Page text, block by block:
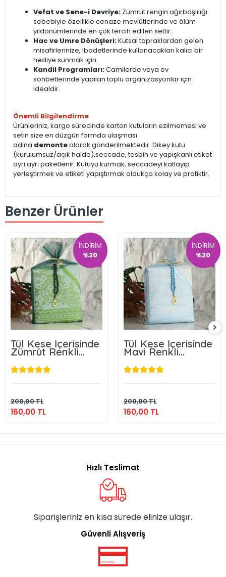
Vefat ve Sene-i Devriye: Zümrüt rengin ağırbaşlılığı
sebebiyle özellikle cenaze mevlütlerinde ve ölüm
yıldönümlerinde en çok tercih edilen settir.
Hac ve Umre Dönüşleri:Kutsal topraklardan gelen
misafirlerinize, ibadetlerinde kullanacakları kalıcı bir
hediye sunmak için.
Kandil Programları:Camilerde veya ev
sohbetlerinde yapılan toplu organizasyonlar için
idealdir.
Önemli Bilgilendirme
Ürünleriniz, kargo sürecinde karton kutuların ezilmemesi ve
setin size en düzgün formda ulaşması
adına demonteolarak gönderilmektedir. Dikey kutu
(kurulumsuz/açık halde),seccade, tesbih ve yapışkanlı etiket
ayrı ayrı paketlenir. Kutuyu kurmak, seccadeyi katlayıp
yerleştirmek ve etiketi yapıştırmak oldukça kolay ve pratiktir.
Benzer Ürünler
İNDİRİM
%20
Tül Kese İçerisinde
Zümrüt Renkli
Seccade ve Tesbih
200,00 TL
160,00 TL
160,00 TL
İNDİRİM
%20
Tül Kese İçerisinde
Mavi Renkli
Seccade ve Tesbih
200,00 TL
160,00 TL
160,00 TL
Hızlı Teslimat
Siparişleriniz en kısa sürede elinize ulaşır.
Güvenli Alışveriş